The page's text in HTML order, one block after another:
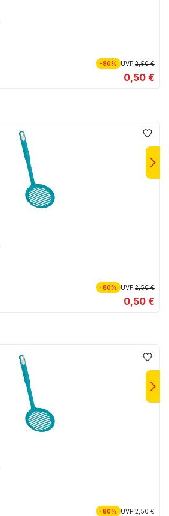
-80% UVP2,50 €
0,50 €
-80% UVP2,50 €
0,50 €
-80% UVP2,50 €